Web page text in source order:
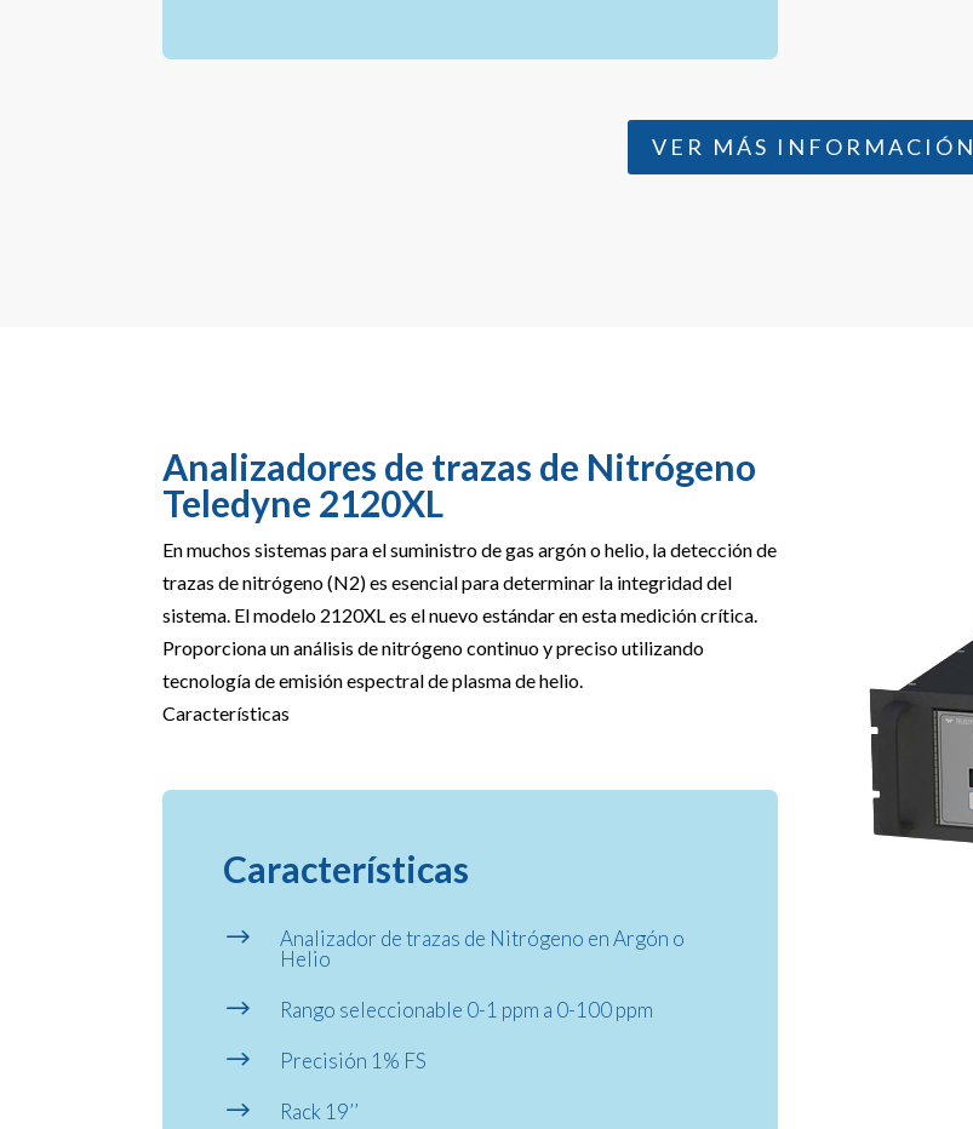
VER MÁS INFORMACIÓN
Analizadores de trazas de Nitrógeno
Teledyne 2120XL
En muchos sistemas para el suministro de gas argón o helio, la detección de
trazas de nitrógeno (N2) es esencial para determinar la integridad del
sistema. El modelo 2120XL es el nuevo estándar en esta medición crítica.
Proporciona un análisis de nitrógeno continuo y preciso utilizando
tecnología de emisión espectral de plasma de helio.
Características
Características
$
Analizador de trazas de Nitrógeno en Argón o
Helio
$ Rango seleccionable 0-1 ppm a 0-100 ppm
$ Precisión 1% FS
$ Rack 19’’